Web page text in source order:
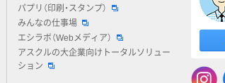
パプリ（印刷・スタンプ）
みんなの仕事場
エシラボ（Webメディア）
アスクルの大企業向けトータルソリュー
ション